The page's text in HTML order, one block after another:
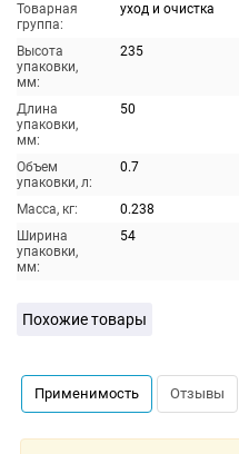
Товарная
группа:
уход и очистка
Высота
упаковки,
мм:
235
Длина
упаковки,
мм:
50
Объем
упаковки, л:
0.7
Масса, кг:
0.238
Ширина
упаковки,
мм:
54
Похожие товары
Применимость Отзывы